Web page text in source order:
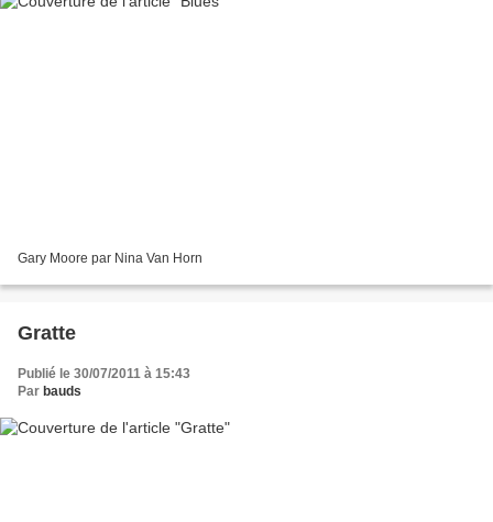
Gary Moore par Nina Van Horn
Gratte
Publié le 30/07/2011 à 15:43
Par bauds